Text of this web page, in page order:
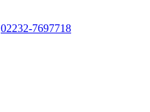
02232-7697718